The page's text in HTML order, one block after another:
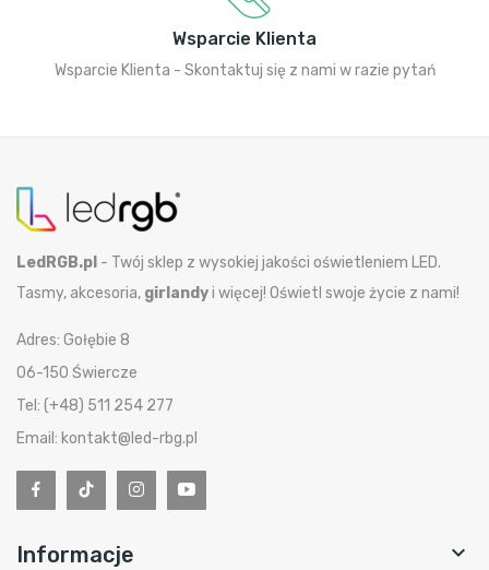
Wsparcie Klienta
Wsparcie Klienta - Skontaktuj się z nami w razie pytań
LedRGB.pl - Twój sklep z wysokiej jakości oświetleniem LED.
Tasmy, akcesoria, girlandyi więcej! Oświetl swoje życie z nami!
Adres: Gołębie 8
06-150 Świercze
Tel: (+48) 511 254 277
Email: kontakt@led-rbg.pl
Informacje 